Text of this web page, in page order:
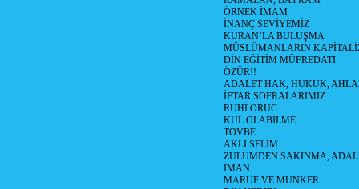
ÖRNEK İMAM
İNANÇ SEVİYEMİZ
KURAN’LA BULUŞMA
MÜSLÜMANLARIN
DİN EĞİTİM MÜFREDATI
ÖZÜR!!
ADALET HAK, HUKUK,
İFTAR SOFRALARIMIZ
RUHİ ORUC
KUL OLABİLME
TÖVBE
AKLI SELİM
ZULÜMDEN SAKINMA,
İMAN
MARUF VE MÜNKER